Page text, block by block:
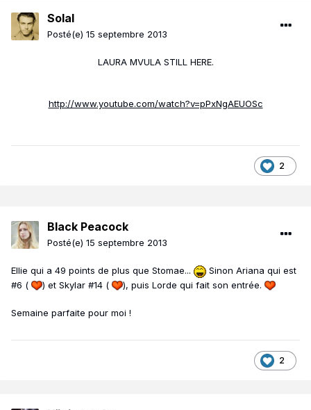
Solal
Posté(e) 15 septembre 2013
LAURA MVULA STILL HERE.
http://www.youtube.com/watch?v=pPxNgAEUOSc
2
Black Peacock
Posté(e) 15 septembre 2013
Ellie qui a 49 points de plus que Stomae...
Sinon Ariana qui est
#6 (
) et Skylar #14 ( ), puis Lorde qui fait son entrée.
Semaine parfaite pour moi !
2